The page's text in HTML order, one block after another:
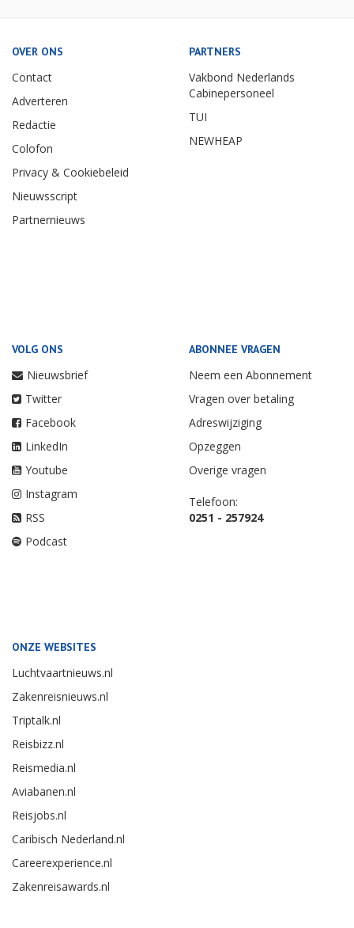
OVER ONS
Contact
Adverteren
Redactie
Colofon
Privacy & Cookiebeleid
Nieuwsscript
Partnernieuws
PARTNERS
Vakbond Nederlands
Cabinepersoneel
TUI
NEWHEAP
VOLG ONS
Nieuwsbrief
Twitter
Facebook
LinkedIn
Youtube
Instagram
RSS
Podcast
ABONNEE VRAGEN
Neem een Abonnement
Vragen over betaling
Adreswijziging
Opzeggen
Overige vragen
Telefoon:
0251 - 257924
ONZE WEBSITES
Luchtvaartnieuws.nl
Zakenreisnieuws.nl
Triptalk.nl
Reisbizz.nl
Reismedia.nl
Aviabanen.nl
Reisjobs.nl
Caribisch Nederland.nl
Careerexperience.nl
Zakenreisawards.nl